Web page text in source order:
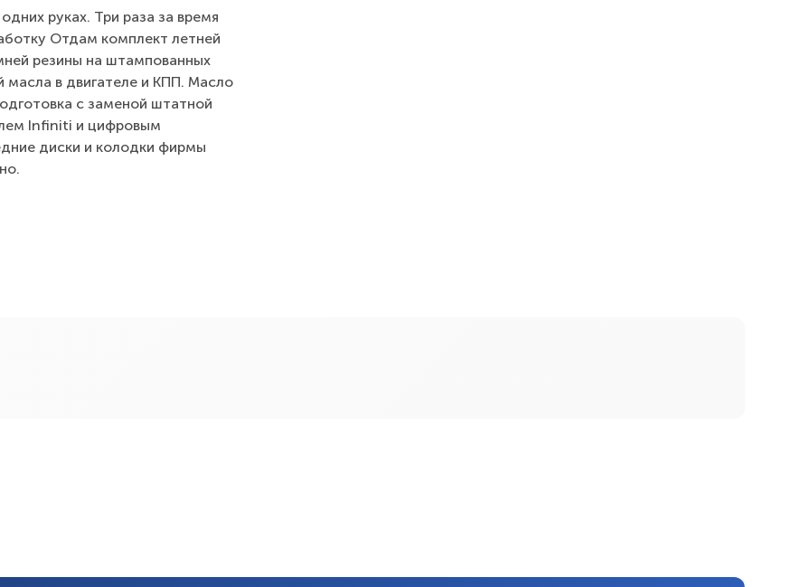
руках. Три раза за время
Отдам комплект летней
резины на штампованных
в двигателе и КПП. Масло
с заменой штатной
Infiniti и цифровым
диски и колодки фирмы